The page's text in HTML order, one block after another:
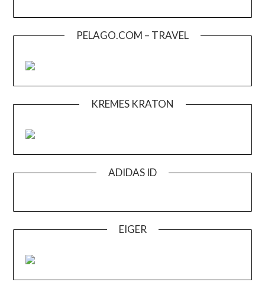
PELAGO.COM – TRAVEL
KREMES KRATON
ADIDAS ID
EIGER